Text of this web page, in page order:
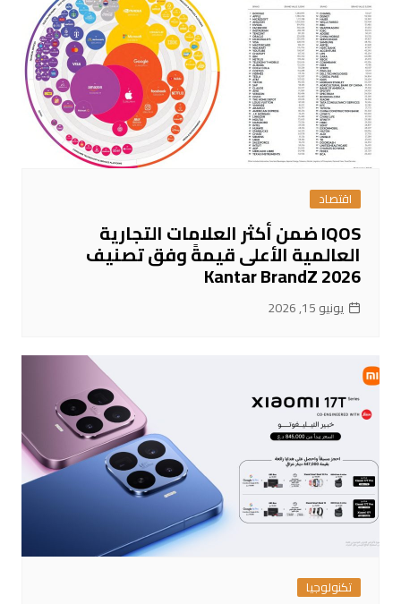
اقتصاد
IQOS ضمن أكثر العلامات التجارية
العالمية الأعلى قيمةً وفق تصنيف
Kantar BrandZ 2026
يونيو 15, 2026
تكنولوجيا